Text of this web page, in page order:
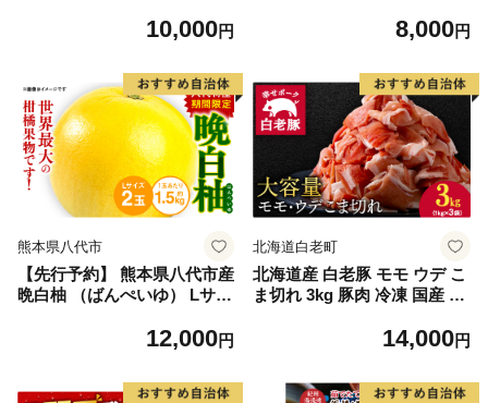
の ひらき 詰め合わせ 冷凍 丸
鰯 いわし イワシ 切り身 おつ
まみ おかず 惣菜 人気 珍味
グルメ 規格外 国産 新鮮 魚介
天然 乾き物 乾物 酒のあて 旬
季節 お中元 お歳暮 母の日 父
の日 武久海産 愛南町 愛媛県
10,000円
まいも サツマイモ さつま芋
茨城県 行方市(EY-25)
8,000円
熊本県八代市
【先行予約】 熊本県八代市産
晩白柚 （ばんぺいゆ） Lサイ
もの フルーツ おやつ 特産 熊
12,000円
北海道白老町
北海道産 白老豚 モモ ウデ こ
ま切れ 3kg 豚肉 冷凍 国産 ス
14,000円